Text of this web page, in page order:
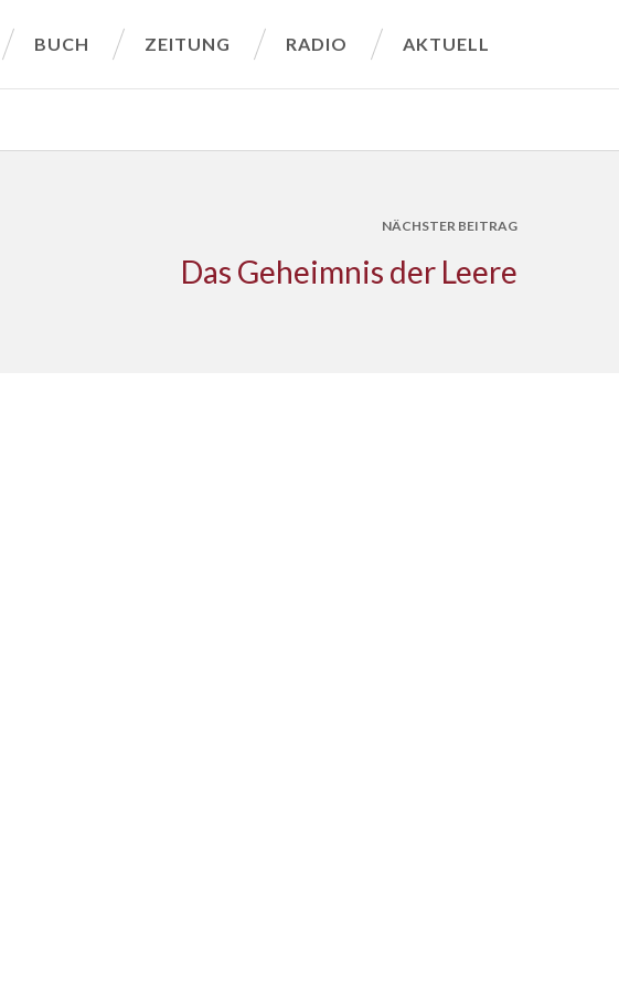
BUCH ZEITUNG RADIO AKTUELL
NÄCHSTER BEITRAG
Das Geheimnis der Leere